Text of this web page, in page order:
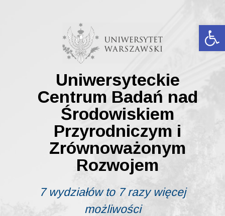
Uniwersyteckie
Centrum Badań nad
Środowiskiem
Przyrodniczym i
Zrównoważonym
Rozwojem
7 wydziałów to 7 razy więcej
możliwości